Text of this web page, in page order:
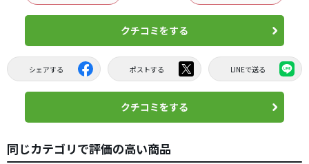
クチコミをする
シェアする ポストする LINEで送る
クチコミをする
同じカテゴリで評価の高い商品